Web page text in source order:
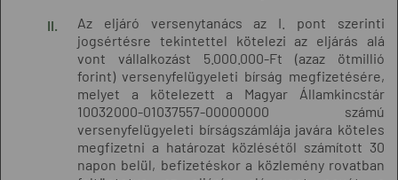
Az eljáró versenytanács az I. pont szerinti
jogsértésre tekintettel kötelezi az eljárás alá
vont vállalkozást 5.000.000-Ft (azaz ötmillió
forint) versenyfelügyeleti bírság megfizetésére,
melyet a kötelezett a Magyar Államkincstár
10032000-01037557-00000000 számú
versenyfelügyeleti bírságszámlája javára köteles
megfizetni a határozat közlésétől számított 30
napon belül, befizetéskor a közlemény rovatban